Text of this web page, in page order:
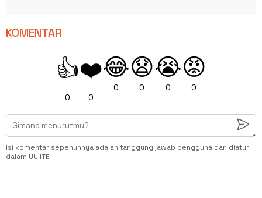
KOMENTAR
👍
0
❤️
0
😂
0
😧
0
😭
0
😡
0
Isi komentar sepenuhnya adalah tanggung jawab pengguna dan diatur
dalam UU ITE